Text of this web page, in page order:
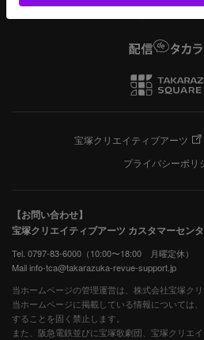
宝塚クリエイティブアーツ
プライバシーポリ
【お問い合わせ】
宝塚クリエイティブアーツ カスタマーセン
Tel. 0797-83-6000（10:00〜18:00 月曜定休）
Mail info-tca@takarazuka-revue-support.jp
当ホームページの管理運営は、株式会社宝塚ク
当ホームページに掲載している情報については
することを固く禁止します。
また、阪急電鉄並びに宝塚歌劇団、宝塚クリエ